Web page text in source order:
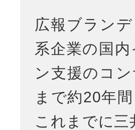
広報ブラン
系企業の国
ン支援のコ
まで約20年
これまでに三